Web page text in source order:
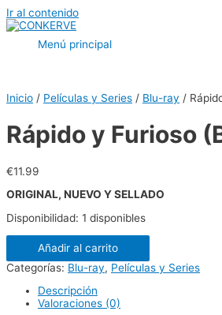
Ir al contenido
Menú principal
Inicio / Películas y Series / Blu-ray /
Rápido y Furioso
€11.99
ORIGINAL, NUEVO Y SELLADO
Disponibilidad: 1 disponibles
Añadir al carrito
Categorías: Blu-ray, Películas y Series
Descripción
Valoraciones (0)